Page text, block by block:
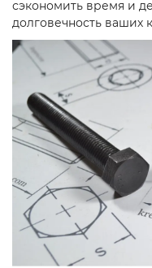
сэкономить время и
долговечность ваших